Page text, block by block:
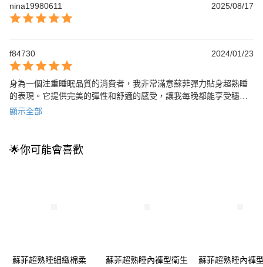
nina19980611
2025/08/17
f84730 2024/01/23
身為一個注重睡眠品質的消費者，我非常滿意蘇菲彈力貼身超熟睡
的表現。它提供完美的彈性和舒適的感受，讓我每晚都能享受穩定
的睡眠。強烈推薦給其他有相同需求的人！
顯示全部
🌟你可能會喜歡
蘇菲超熟睡細緻棉柔 蘇菲超熟睡內褲型衛生 蘇菲超熟睡內褲